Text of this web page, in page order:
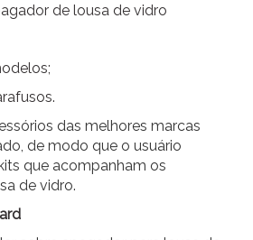
de lousa de vidro
das melhores marcas
de modo que o usuário
que acompanham os
de vidro.